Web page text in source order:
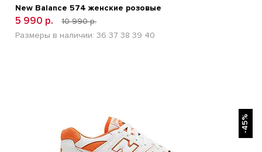
New Balance 574 женские розовые
5 990 р.
10 990 р.
Размеры в наличии: 36 37 38 39 40
-45%